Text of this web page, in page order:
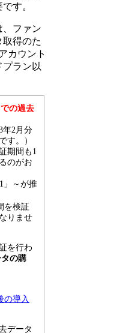
す。
、ファン
取得のた
カウント
ラン以
の過去
年2月分
す。）
期間も1
のがお
」～が推
を検証
りませ
を行わ
の購
の導入
データ